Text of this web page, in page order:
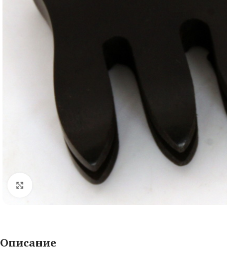
Нажмите, чтобы увеличить
Описание